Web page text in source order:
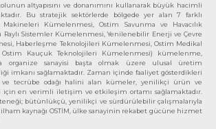
altyapısını ve donanımını kullanarak büyük hacimli
Bu stratejik sektörlerde bölgede yer alan 7 farklı
Makineleri Kümelenmesi, Ostim Savunma ve Havacılık
Sistemler Kümelenmesi, Yenilenebilir Enerji ve Çevre
Haberleşme Teknolojileri Kümelenmesi, Ostim Medikal
Kauçuk Teknolojileri Kümelenmesi) kümelenme,
organize sanayisi başta olmak üzere ulusal üretim
imkanı sağlamaktadır. Zaman içinde faaliyet gösterdikleri
tecrübe odağı halini alan kümeler, yenilikçi ürün ve
en verimli iletişim ve etkileşim ortamı sağlamaktadır.
bütünlükçü, yenilikçi ve sürdürülebilir çalışmalarıyla
ilham kaynağı OSTİM, ülke sanayinin rekabet gücüne hizmet